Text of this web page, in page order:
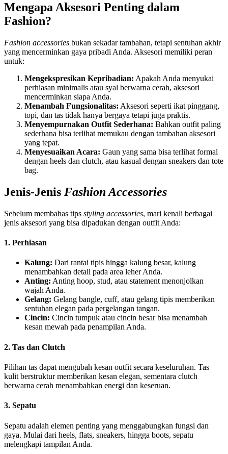
Mengapa Aksesori Penting dalam
Fashion?
Fashion accessories bukan sekadar tambahan, tetapi sentuhan akhir
yang mencerminkan gaya pribadi Anda. Aksesori memiliki peran
untuk:
Mengekspresikan Kepribadian: Apakah Anda menyukai
perhiasan minimalis atau syal berwarna cerah, aksesori
mencerminkan siapa Anda.
Menambah Fungsionalitas: Aksesori seperti ikat pinggang,
topi, dan tas tidak hanya bergaya tetapi juga praktis.
Menyempurnakan Outfit Sederhana: Bahkan outfit paling
sederhana bisa terlihat memukau dengan tambahan aksesori
yang tepat.
Menyesuaikan Acara: Gaun yang sama bisa terlihat formal
dengan heels dan clutch, atau kasual dengan sneakers dan tote
bag.
Jenis-Jenis Fashion Accessories
Sebelum membahas tips styling accessories, mari kenali berbagai
jenis aksesori yang bisa dipadukan dengan outfit Anda:
1. Perhiasan
Kalung: Dari rantai tipis hingga kalung besar, kalung
menambahkan detail pada area leher Anda.
Anting: Anting hoop, stud, atau statement menonjolkan
wajah Anda.
Gelang: Gelang bangle, cuff, atau gelang tipis memberikan
sentuhan elegan pada pergelangan tangan.
Cincin: Cincin tumpuk atau cincin besar bisa menambah
kesan mewah pada penampilan Anda.
2. Tas dan Clutch
Pilihan tas dapat mengubah kesan outfit secara keseluruhan. Tas
kulit berstruktur memberikan kesan elegan, sementara clutch
berwarna cerah menambahkan energi dan keseruan.
3. Sepatu
Sepatu adalah elemen penting yang menggabungkan fungsi dan
gaya. Mulai dari heels, flats, sneakers, hingga boots, sepatu
melengkapi tampilan Anda.